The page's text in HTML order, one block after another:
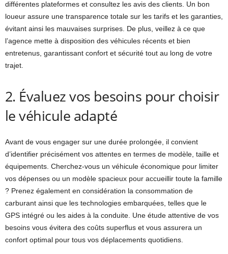
différentes plateformes et consultez les avis des clients. Un bon
loueur assure une transparence totale sur les tarifs et les garanties,
évitant ainsi les mauvaises surprises. De plus, veillez à ce que
l’agence mette à disposition des véhicules récents et bien
entretenus, garantissant confort et sécurité tout au long de votre
trajet.
2. Évaluez vos besoins pour choisir
le véhicule adapté
Avant de vous engager sur une durée prolongée, il convient
d’identifier précisément vos attentes en termes de modèle, taille et
équipements. Cherchez-vous un véhicule économique pour limiter
vos dépenses ou un modèle spacieux pour accueillir toute la famille
? Prenez également en considération la consommation de
carburant ainsi que les technologies embarquées, telles que le
GPS intégré ou les aides à la conduite. Une étude attentive de vos
besoins vous évitera des coûts superflus et vous assurera un
confort optimal pour tous vos déplacements quotidiens.